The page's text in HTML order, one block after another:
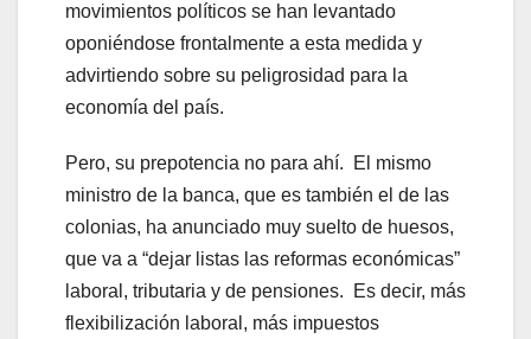
movimientos políticos se han levantado
oponiéndose frontalmente a esta medida y
advirtiendo sobre su peligrosidad para la
economía del país.
Pero, su prepotencia no para ahí. El mismo
ministro de la banca, que es también el de las
colonias, ha anunciado muy suelto de huesos,
que va a “dejar listas las reformas económicas”
laboral, tributaria y de pensiones. Es decir, más
flexibilización laboral, más impuestos